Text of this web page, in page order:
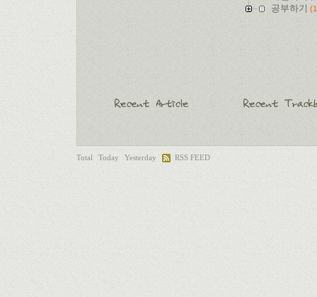
공부하기
Total Today Yesterday RSS FEED